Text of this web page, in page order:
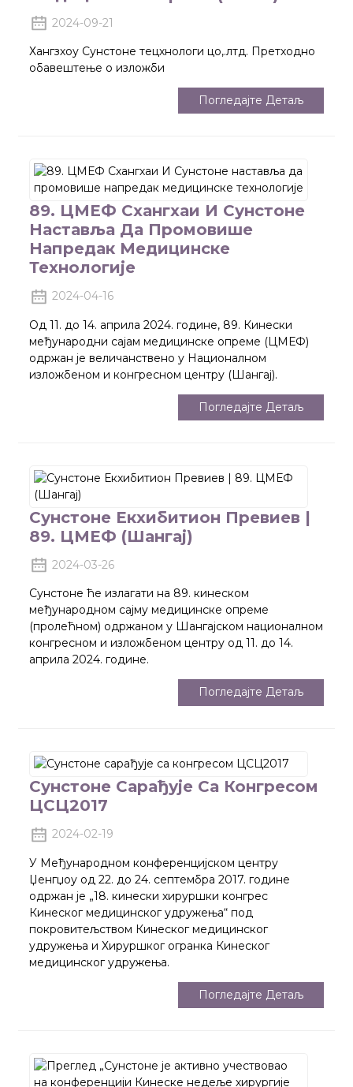
2024-09-21
Хангзхоу Сунстоне тецхнологи цо,.лтд. Претходно
обавештење о изложби
Погледајте Детаљ
89. ЦМЕФ Схангхаи И Сунстоне
Наставља Да Промовише
Напредак Медицинске
Технологије
2024-04-16
Од 11. до 14. априла 2024. године, 89. Кинески
међународни сајам медицинске опреме (ЦМЕФ)
одржан је величанствено у Националном
изложбеном и конгресном центру (Шангај).
Погледајте Детаљ
Сунстоне Екхибитион Превиев |
89. ЦМЕФ (Шангај)
2024-03-26
Сунстоне ће излагати на 89. кинеском
међународном сајму медицинске опреме
(пролећном) одржаном у Шангајском националном
конгресном и изложбеном центру од 11. до 14.
априла 2024. године.
Погледајте Детаљ
Сунстоне Сарађује Са Конгресом
ЦСЦ2017
2024-02-19
У Међународном конференцијском центру
Џенгџоу од 22. до 24. септембра 2017. године
одржан је „18. кинески хируршки конгрес
Кинеског медицинског удружења“ под
покровитељством Кинеског медицинског
удружења и Хируршког огранка Кинеског
медицинског удружења.
Погледајте Детаљ